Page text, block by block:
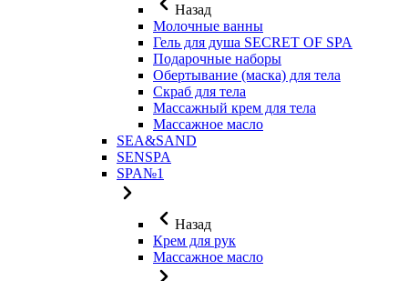
Назад
Молочные ванны
Гель для душа SECRET OF SPA
Подарочные наборы
Обертывание (маска) для тела
Скраб для тела
Массажный крем для тела
Массажное масло
SEA&SAND
SENSPA
SPA№1
Назад
Крем для рук
Массажное масло